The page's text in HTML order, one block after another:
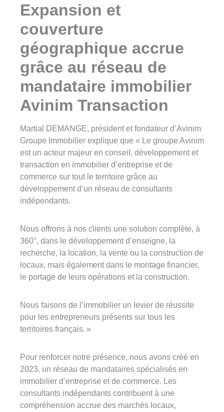
Expansion et
couverture
géographique accrue
grâce au réseau de
mandataire immobilier
Avinim Transaction
Martial DEMANGE, président et fondateur d’Avinim
Groupe Immobilier explique que « Le groupe Avinim
est un acteur majeur en conseil, développement et
transaction en immobilier d’entreprise et de
commerce sur tout le territoire grâce au
développement d’un réseau de consultants
indépendants.
Nous offrons à nos clients une solution complète, à
360°, dans le développement d’enseigne, la
recherche, la location, la vente ou la construction de
locaux, mais également dans le montage financier,
le portage de leurs opérations et la construction.
Nous faisons de l’immobilier un levier de réussite
pour les entrepreneurs présents sur tous les
territoires français. »
Pour renforcer notre présence, nous avons créé en
2023, un réseau de mandataires spécialisés en
immobilier d’entreprise et de commerce. Les
consultants indépendants contribuent à une
compréhension accrue des marchés locaux,